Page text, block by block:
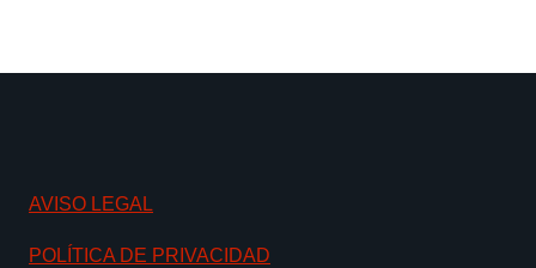
AVISO LEGAL
POLÍTICA DE PRIVACIDAD